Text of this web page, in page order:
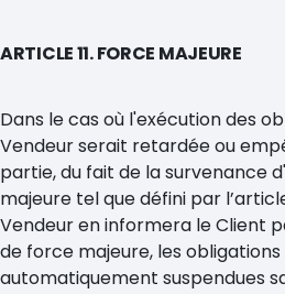
ARTICLE 11. FORCE MAJEURE
Dans le cas où l'exécution des
Vendeur serait retardée ou
partie, du fait de la survenance
majeure tel que défini par
Vendeur en informera le Client
de force majeure, les
automatiquement suspendues